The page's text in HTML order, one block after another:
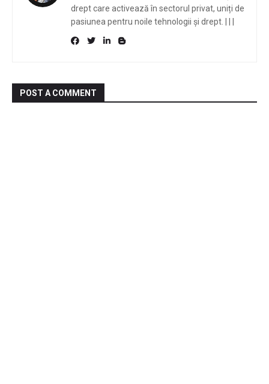
drept care activează în sectorul privat, uniți de
pasiunea pentru noile tehnologii și drept. | | |
POST A COMMENT